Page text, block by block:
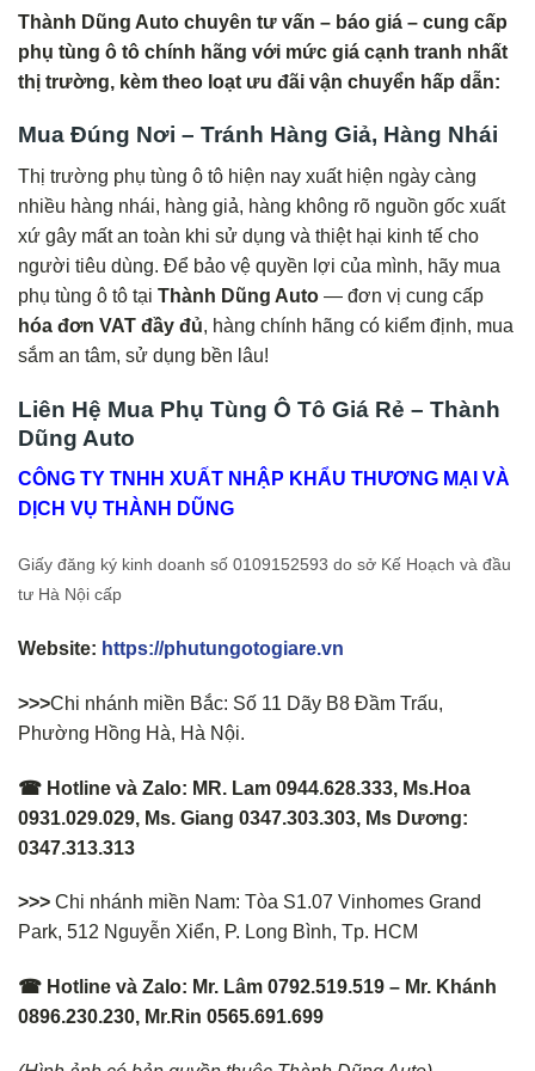
Thành Dũng Auto chuyên tư vấn – báo giá – cung cấp
phụ tùng ô tô chính hãng với mức giá cạnh tranh nhất
thị trường, kèm theo loạt ưu đãi vận chuyển hấp dẫn:
Mua Đúng Nơi – Tránh Hàng Giả, Hàng Nhái
Thị trường phụ tùng ô tô hiện nay xuất hiện ngày càng
nhiều hàng nhái, hàng giả, hàng không rõ nguồn gốc xuất
xứ gây mất an toàn khi sử dụng và thiệt hại kinh tế cho
người tiêu dùng. Để bảo vệ quyền lợi của mình, hãy mua
phụ tùng ô tô tại Thành Dũng Auto — đơn vị cung cấp
hóa đơn VAT đầy đủ, hàng chính hãng có kiểm định, mua
sắm an tâm, sử dụng bền lâu!
Liên Hệ Mua Phụ Tùng Ô Tô Giá Rẻ – Thành
Dũng Auto
CÔNG TY TNHH XUẤT NHẬP KHẨU THƯƠNG MẠI VÀ
DỊCH VỤ THÀNH DŨNG
Giấy đăng ký kinh doanh số 0109152593 do sở Kế Hoạch và đầu
tư Hà Nội cấp
Website: https://phutungotogiare.vn
>>>Chi nhánh miền Bắc: Số 11 Dãy B8 Đầm Trấu,
Phường Hồng Hà, Hà Nội.
☎ Hotline và Zalo: MR. Lam 0944.628.333, Ms.Hoa
0931.029.029, Ms. Giang 0347.303.303, Ms Dương:
0347.313.313
>>> Chi nhánh miền Nam: Tòa S1.07 Vinhomes Grand
Park, 512 Nguyễn Xiển, P. Long Bình, Tp. HCM
☎ Hotline và Zalo: Mr. Lâm 0792.519.519 – Mr. Khánh
0896.230.230, Mr.Rin 0565.691.699